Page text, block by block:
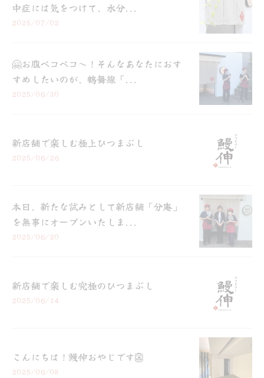
中症には気をつけて、水分...
2025/07/02
🤗お腹ペコペコ～！そんなあなたにおす
すめしたいのが、鶴舞線「...
2025/06/30
新店舗で楽しむ極上ひつまぶし
2025/06/26
本日、新たな試みとして新店舗「分庵」
を無事にオープンいたしま...
2025/06/20
新店舗で楽しむ究極のひつまぶし
2025/06/14
こんにちは！鰻伸おやじです👺
2025/06/08